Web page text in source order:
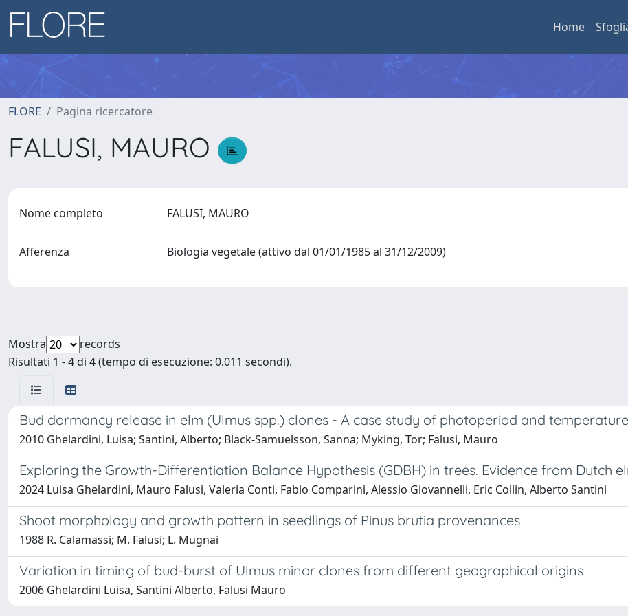
Home
FLORE Pagina ricercatore
FALUSI, MAURO
Nome completo FALUSI, MAURO
Afferenza Biologia vegetale (attivo dal 01/01/1985 al 31/12/2009)
Mostra
records
Risultati 1 - 4 di 4 (tempo di esecuzione: 0.011 secondi).
Bud dormancy release in elm (Ulmus spp.) clones - A case study of photoperiod and
2010 Ghelardini, Luisa; Santini, Alberto; Black-Samuelsson, Sanna; Myking, Tor; Falusi, Mauro
Exploring the Growth-Differentiation Balance Hypothesis (GDBH) in trees. Evidence from Dutch
2024 Luisa Ghelardini, Mauro Falusi, Valeria Conti, Fabio Comparini, Alessio Giovannelli, Eric Collin, Alberto Santini
Shoot morphology and growth pattern in seedlings of Pinus brutia provenances
1988 R. Calamassi; M. Falusi; L. Mugnai
Variation in timing of bud-burst of Ulmus minor clones from different geographical origins
2006 Ghelardini Luisa, Santini Alberto, Falusi Mauro